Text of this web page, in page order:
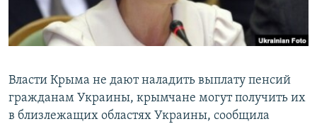
ПОБЕДИТЕЛЕЙ НЕ СУДЯТ?
КРЫМ.НЕПОКОРЕННЫЙ
УКРАИНСКАЯ ПРОБЛЕМА КРЫМА
ПРИСОЕДИНЯЙТЕСЬ!
Все сайты RFE/RL
Власти Крыма не дают наладить выплату пенсий
гражданам Украины, крымчане могут получить их
в близлежащих областях Украины, сообщила